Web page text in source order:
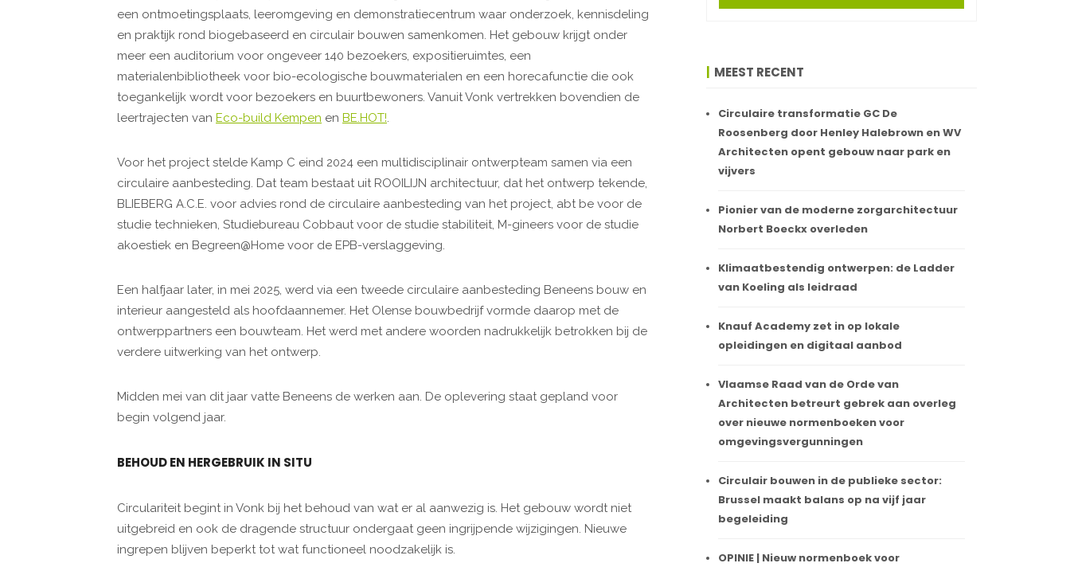
een ontmoetingsplaats, leeromgeving en demonstratiecentrum waar onderzoek, kennisdeling
en praktijk rond biogebaseerd en circulair bouwen samenkomen. Het gebouw krijgt onder
meer een auditorium voor ongeveer 140 bezoekers, expositieruimtes, een
materialenbibliotheek voor bio-ecologische bouwmaterialen en een horecafunctie die ook
toegankelijk wordt voor bezoekers en buurtbewoners. Vanuit Vonk vertrekken bovendien de
leertrajecten van Eco-build Kempen en BE.HOT!.
Voor het project stelde Kamp C eind 2024 een multidisciplinair ontwerpteam samen via een
circulaire aanbesteding. Dat team bestaat uit ROOILIJN architectuur, dat het ontwerp tekende,
BLIEBERG A.C.E. voor advies rond de circulaire aanbesteding van het project, abt be voor de
studie technieken, Studiebureau Cobbaut voor de studie stabiliteit, M-gineers voor de studie
akoestiek en Begreen@Home voor de EPB-verslaggeving.
Een halfjaar later, in mei 2025, werd via een tweede circulaire aanbesteding Beneens bouw en
interieur aangesteld als hoofdaannemer. Het Olense bouwbedrijf vormde daarop met de
ontwerppartners een bouwteam. Het werd met andere woorden nadrukkelijk betrokken bij de
verdere uitwerking van het ontwerp.
Midden mei van dit jaar vatte Beneens de werken aan. De oplevering staat gepland voor
begin volgend jaar.
BEHOUD EN HERGEBRUIK IN SITU
Circulariteit begint in Vonk bij het behoud van wat er al aanwezig is. Het gebouw wordt niet
uitgebreid en ook de dragende structuur ondergaat geen ingrijpende wijzigingen. Nieuwe
ingrepen blijven beperkt tot wat functioneel noodzakelijk is.
MEEST RECENT
Circulaire transformatie GC De
Roosenberg door Henley Halebrown en WV
Architecten opent gebouw naar park en
vijvers
Pionier van de moderne zorgarchitectuur
Norbert Boeckx overleden
Klimaatbestendig ontwerpen: de Ladder
van Koeling als leidraad
Knauf Academy zet in op lokale
opleidingen en digitaal aanbod
Vlaamse Raad van de Orde van
Architecten betreurt gebrek aan overleg
over nieuwe normenboeken voor
omgevingsvergunningen
Circulair bouwen in de publieke sector:
Brussel maakt balans op na vijf jaar
begeleiding
OPINIE | Nieuw normenboek voor